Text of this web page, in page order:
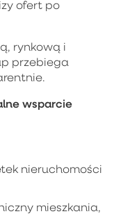
ofert po
rynkową i
przebiega
wsparcie
nieruchomości
mieszkania,